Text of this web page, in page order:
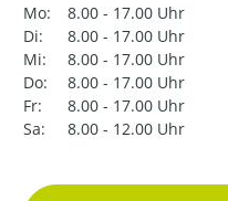
Mo:
8.00 - 17.00 Uhr
Di:
8.00 - 17.00 Uhr
Mi:
8.00 - 17.00 Uhr
Do:
8.00 - 17.00 Uhr
Fr:
8.00 - 17.00 Uhr
Sa:
8.00 - 12.00 Uhr